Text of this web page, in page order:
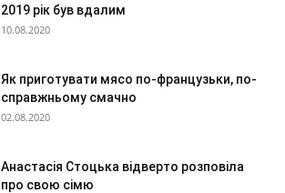
2019 рік був вдалим
10.08.2020
Як приготувати мясо по-французьки, по-
справжньому смачно
02.08.2020
Анастасія Стоцька відверто розповіла
про свою сімю